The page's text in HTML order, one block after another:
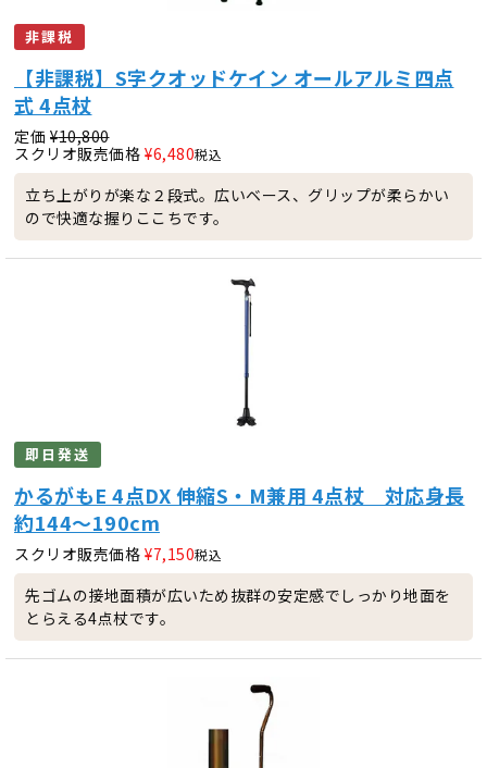
非課税
【非課税】S字クオッドケイン オールアルミ四点
式 4点杖
定価 ¥10,800
スクリオ販売価格 ¥6,480税込
立ち上がりが楽な２段式。広いベース、グリップが柔らかい
ので快適な握りここちです。
即日発送
かるがもE 4点DX 伸縮S・M兼用 4点杖 対応身長
約144～190cm
スクリオ販売価格 ¥7,150税込
先ゴムの接地面積が広いため抜群の安定感でしっかり地面を
とらえる4点杖です。